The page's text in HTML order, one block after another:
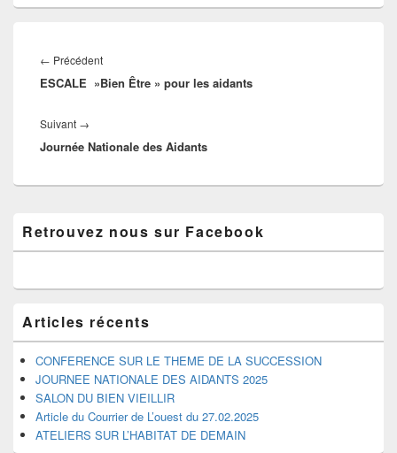
de
l’article
← PrécédentArticle
précédent :
ESCALE »Bien Être » pour les aidants
Suivant →
suivant :
Journée Nationale des Aidants
principale
de
pour
barre
latérale
Retrouvez nous sur Facebook
Articles récents
CONFERENCE SUR LE THEME DE LA SUCCESSION
JOURNEE NATIONALE DES AIDANTS 2025
SALON DU BIEN VIEILLIR
Article du Courrier de L’ouest du 27.02.2025
ATELIERS SUR L’HABITAT DE DEMAIN